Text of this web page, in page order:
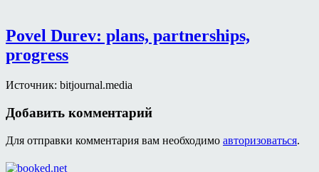
Povel Durev: plans, partnerships,
progress
Источник: bitjournal.media
Добавить комментарий
Для отправки комментария вам необходимо авторизоваться.